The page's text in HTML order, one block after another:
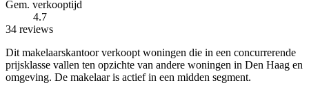
Gem. verkooptijd
4.7
34 reviews
Dit makelaarskantoor verkoopt woningen die in een concurrerende
prijsklasse vallen ten opzichte van andere woningen in Den Haag en
omgeving. De makelaar is actief in een midden segment.